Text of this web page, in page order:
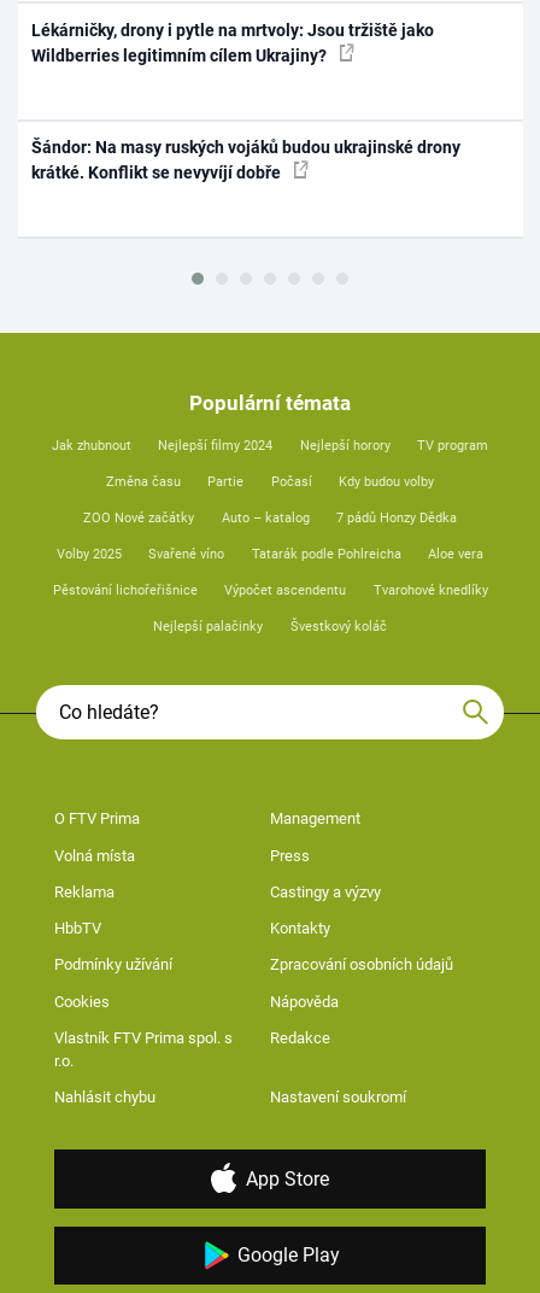
Lékárničky, drony i pytle na mrtvoly: Jsou tržiště jako
Wildberries legitimním cílem Ukrajiny?
Šándor: Na masy ruských vojáků budou ukrajinské drony
krátké. Konflikt se nevyvíjí dobře
Populární témata
Jak zhubnout Nejlepší filmy 2024 Nejlepší horory TV program
Změna času Partie Počasí Kdy budou volby
ZOO Nové začátky Auto – katalog 7 pádů Honzy Dědka
Volby 2025 Svařené víno Tatarák podle Pohlreicha Aloe vera
Pěstování lichořeřišnice Výpočet ascendentu Tvarohové knedlíky
Nejlepší palačinky Švestkový koláč
O FTV Prima Management
Volná místa Press
Reklama Castingy a výzvy
HbbTV Kontakty
Podmínky užívání Zpracování osobních údajů
Cookies Nápověda
Vlastník FTV Prima spol. s
r.o.
Redakce
Nahlásit chybu Nastavení soukromí
App Store
Google Play